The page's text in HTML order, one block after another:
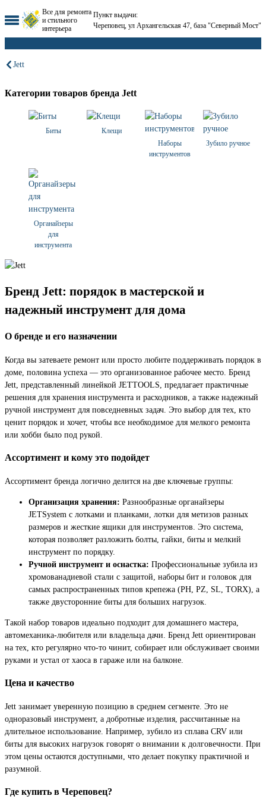
Все для ремонта
и стильного
интерьера
Пункт выдачи:
Череповец, ул Архангельская 47, база "Северный Мост"
Jett
Категории товаров бренда Jett
Биты
Клещи
Наборы
инструментов
Зубило ручное
Органайзеры
для
инструмента
Бренд Jett: порядок в мастерской и
надежный инструмент для дома
О бренде и его назначении
Когда вы затеваете ремонт или просто любите поддерживать порядок в
доме, половина успеха — это организованное рабочее место. Бренд
Jett, представленный линейкой JETTOOLS, предлагает практичные
решения для хранения инструмента и расходников, а также надежный
ручной инструмент для повседневных задач. Это выбор для тех, кто
ценит порядок и хочет, чтобы все необходимое для мелкого ремонта
или хобби было под рукой.
Ассортимент и кому это подойдет
Ассортимент бренда логично делится на две ключевые группы:
Организация хранения: Разнообразные органайзеры
JETSystem с лотками и планками, лотки для метизов разных
размеров и жесткие ящики для инструментов. Это система,
которая позволяет разложить болты, гайки, биты и мелкий
инструмент по порядку.
Ручной инструмент и оснастка: Профессиональные зубила из
хромованадиевой стали с защитой, наборы бит и головок для
самых распространенных типов крепежа (PH, PZ, SL, TORX), а
также двусторонние биты для больших нагрузок.
Такой набор товаров идеально подходит для домашнего мастера,
автомеханика-любителя или владельца дачи. Бренд Jett ориентирован
на тех, кто регулярно что-то чинит, собирает или обслуживает своими
руками и устал от хаоса в гараже или на балконе.
Цена и качество
Jett занимает уверенную позицию в среднем сегменте. Это не
одноразовый инструмент, а добротные изделия, рассчитанные на
длительное использование. Например, зубило из сплава CRV или
биты для высоких нагрузок говорят о внимании к долговечности. При
этом цены остаются доступными, что делает покупку практичной и
разумной.
Где купить в Череповец?